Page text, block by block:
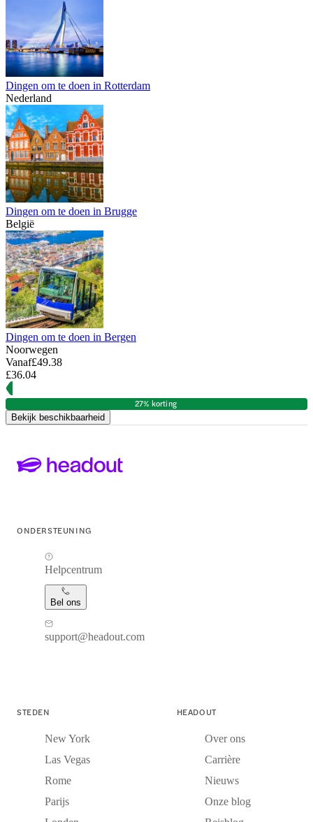
Dingen om te doen in Rotterdam
Nederland
Dingen om te doen in Brugge
België
Dingen om te doen in Bergen
Noorwegen
Vanaf£49.38
£36.04
27% korting
Bekijk beschikbaarheid
ONDERSTEUNING
Helpcentrum
Bel ons
support@headout.com
STEDEN
New York
Las Vegas
Rome
Parijs
HEADOUT
Over ons
Carrière
Nieuws
Onze blog